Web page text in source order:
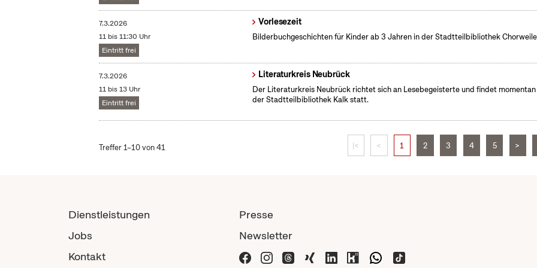
7.3.2026
11 bis 11:30 Uhr
Eintritt frei
Vorlesezeit
Bilderbuchgeschichten für Kinder ab 3 Jahren in der Stadtteilbibliothek
7.3.2026
11 bis 13 Uhr
Eintritt frei
Literaturkreis Neubrück
Der Literaturkreis Neubrück richtet sich an Lesebegeisterte und findet momentan
der Stadtteilbibliothek Kalk statt.
Treffer 1–10 von 41 |< < 1 2 3 4 5 >
Dienstleistungen
Jobs
Kontakt
Presse
Newsletter